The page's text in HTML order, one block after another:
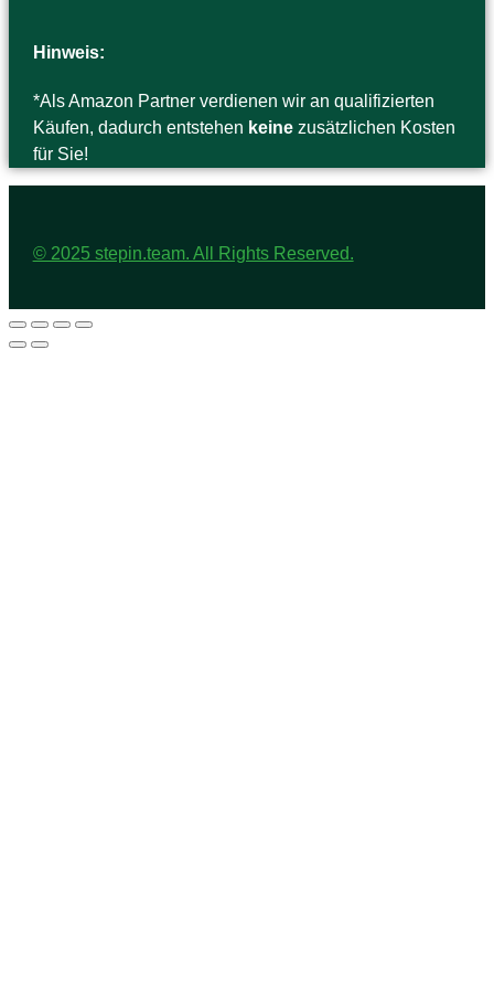
Hinweis:
*Als Amazon Partner verdienen wir an qualifizierten
Käufen, dadurch entstehen keinezusätzlichen Kosten
für Sie!
© 2025 stepin.team. All Rights Reserved.